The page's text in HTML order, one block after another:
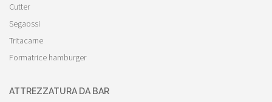
Cutter
Segaossi
Tritacarne
Formatrice hamburger
ATTREZZATURA DA BAR